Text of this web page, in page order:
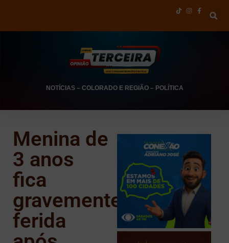
NOTÍCIAS– COLORADO E REGIÃO– POLÍTICA
Menina de
3 anos
fica
gravemente
ferida